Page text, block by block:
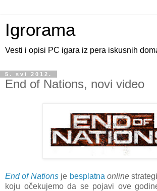
Igrorama
Vesti i opisi PC igara iz pera iskusnih
5. svi 2012.
End of Nations, novi video
End ofNationsje besplatna online
koju očekujemo da se pojavi ove